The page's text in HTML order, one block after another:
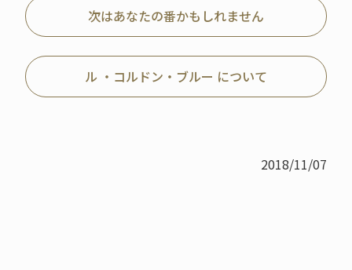
次はあなたの番かもしれません
ル ・コルドン・ブルー について
2018/11/07